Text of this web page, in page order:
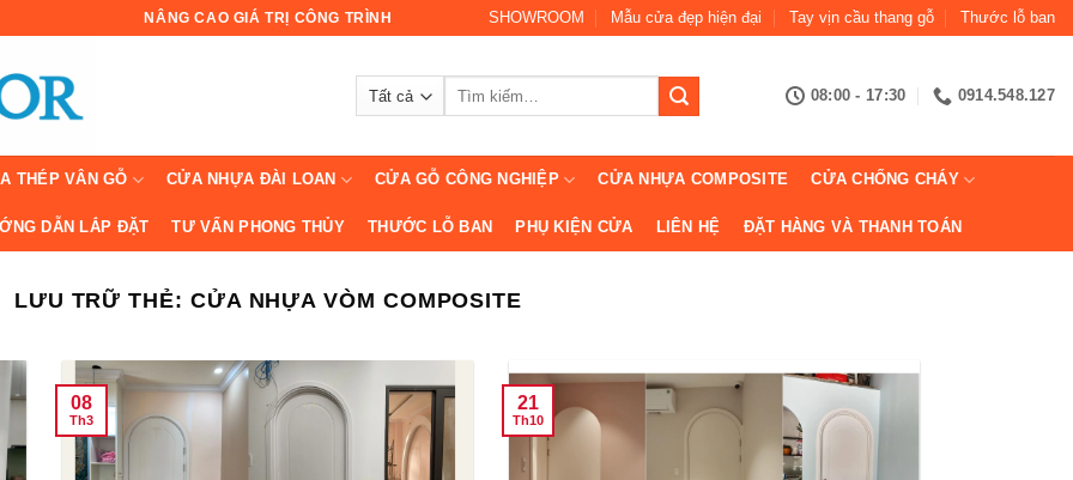
NÂNG CAO GIÁ TRỊ CÔNG TRÌNH SHOWROOM Mẫu cửa đẹp hiện đại Tay vịn cầu thang gỗ Thước lỗ ban
08:00 - 17:30 0914.548.127
THÉP VÂN GỖ CỬA NHỰA ĐÀI LOAN CỬA GỖ CÔNG NGHIỆP CỬA NHỰA COMPOSITE CỬA CHỐNG CHÁY
DẪN LẮP ĐẶT TƯ VẤN PHONG THỦY THƯỚC LỖ BAN PHỤ KIỆN CỬA LIÊN HỆ ĐẶT HÀNG VÀ THANH TOÁN
LƯU TRỮ THẺ: CỬA NHỰA VÒM COMPOSITE
08
Th3
21
Th10